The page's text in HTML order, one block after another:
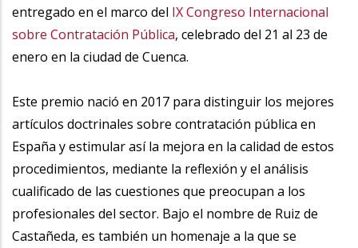
entregado en el marco del IX Congreso Internacional
sobre Contratación Pública, celebrado del 21 al 23 de
enero en la ciudad de Cuenca.
Este premio nació en 2017 para distinguir los mejores
artículos doctrinales sobre contratación pública en
España y estimular así la mejora en la calidad de estos
procedimientos, mediante la reflexión y el análisis
cualificado de las cuestiones que preocupan a los
profesionales del sector. Bajo el nombre de Ruiz de
Castañeda, es también un homenaje a la que se